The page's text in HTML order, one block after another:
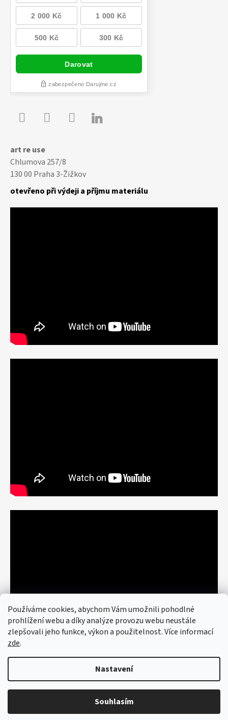
Používáme cookies, abychom Vám umožnili pohodlné
prohlížení webu a díky analýze provozu webu neustále
zlepšovali jeho funkce, výkon a použitelnost. Více informací
zde.
Nastavení
Souhlasím

art re use
Chlumova 257/8
130 00 Praha 3-Žižkov
otevřeno při výdeji a příjmu materiálu
© 2026 art re use. Všechna práva
Upravit nastavení cookies